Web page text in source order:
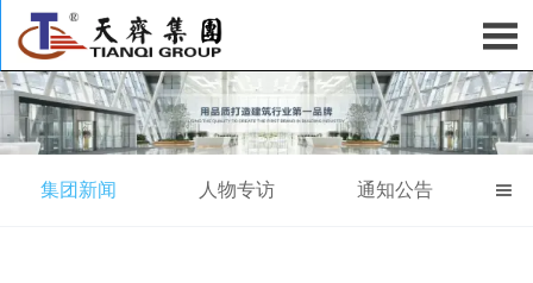

集团新闻 人物专访 通知公告 